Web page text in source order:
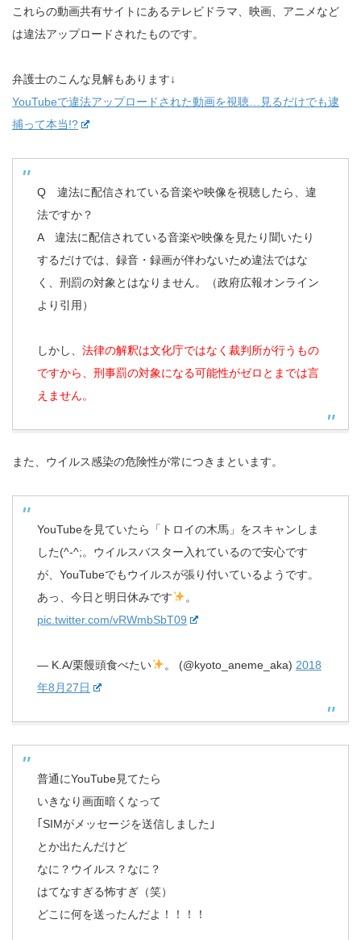
これらの動画共有サイトにあるテレビドラマ、映画、アニメなど
は違法アップロードされたものです。
弁護士のこんな見解もあります↓
YouTubeで違法アップロードされた動画を視聴…見るだけでも逮
捕って本当!?
Q 違法に配信されている音楽や映像を視聴したら、違
法ですか？
A 違法に配信されている音楽や映像を見たり聞いたり
するだけでは、録音・録画が伴わないため違法ではな
く、刑罰の対象とはなりません。（政府広報オンライン
より引用）
しかし、 法律の解釈は文化庁ではなく裁判所が行うもの
ですから、刑事罰の対象になる可能性がゼロとまでは言
えません。
また、ウイルス感染の危険性が常につきまといます。
YouTubeを見ていたら「トロイの木馬」をスキャンしま
した(^-^;。ウイルスバスター入れているので安心です
が、YouTubeでもウイルスが張り付いているようです。
あっ、今日と明日休みです
。
pic.twitter.com/vRWmbSbT09
— K.A/栗饅頭食べたい 。 (@kyoto_aneme_aka) 2018
年8月27日
普通にYouTube見てたら
いきなり画面暗くなって
｢SIMがメッセージを送信しました｣
とか出たんだけど
なに？ウイルス？なに？
はてなすぎる怖すぎ（笑）
どこに何を送ったんだよ！！！！